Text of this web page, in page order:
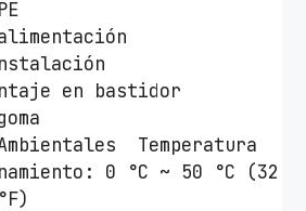
en bastidor
Temperatura
0 °C ~ 50 °C (32